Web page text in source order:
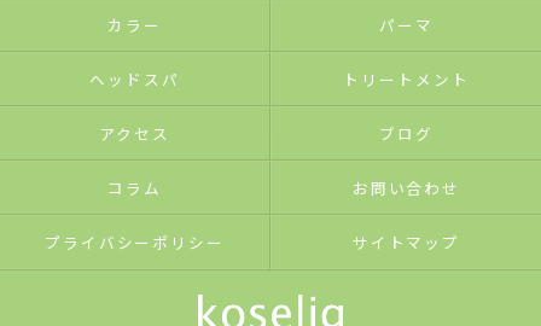
カラー パーマ
ヘッドスパ トリートメント
アクセス ブログ
コラム お問い合わせ
プライバシーポリシー サイトマップ